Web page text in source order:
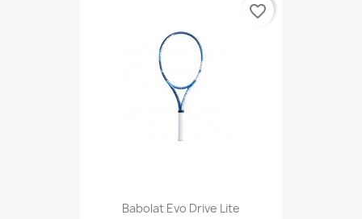
Babolat Evo Drive Lite
favorite_border